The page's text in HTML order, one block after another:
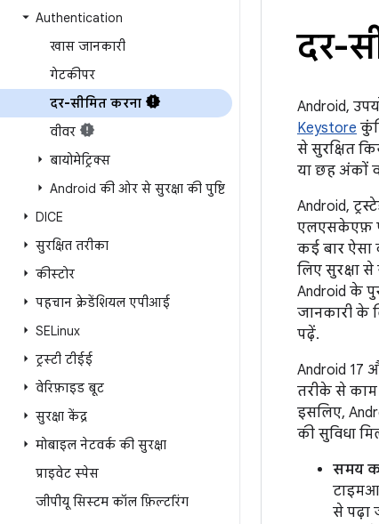
Authentication
खास जानकारी
गेटकीपर
दर-सीमित करना
वीवर
बायोमेट्रिक्स
Android की ओर से सुरक्षा की पुष्टि
DICE
सुरक्षित तरीका
कीस्टोर
पहचान क्रेडेंशियल एपीआई
SELinux
ट्रस्टी टीईई
वेरिफ़ाइड बूट
सुरक्षा केंद्र
मोबाइल नेटवर्क की सुरक्षा
प्राइवेट स्पेस
जीपीयू सिस्टम कॉल फ़िल्टरिंग
दर-
Android,
Keystore
से सुरक्षित
या छह अंकों
Android,
एलएसकेएफ़
कई बार ऐसा
लिए सुरक्षा
Android के
जानकारी के
पढ़ें.
Android 17
तरीके से काम
इसलिए,
की सुविधा
समय
से पढ़ा